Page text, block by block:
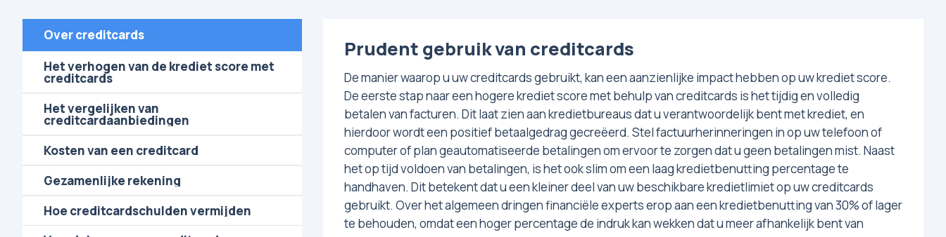
Over creditcards
Het verhogen van de krediet score met
creditcards
Het vergelijken van
creditcardaanbiedingen
Kosten van een creditcard
Gezamenlijke rekening
Hoe creditcardschulden vermijden
Prudent gebruik van creditcards
De manier waarop u uw creditcards gebruikt, kan een aanzienlijke impact hebben op uw krediet score.
De eerste stap naar een hogere krediet score met behulp van creditcards is het tijdig en volledig
betalen van facturen. Dit laat zien aan kredietbureaus dat u verantwoordelijk bent met krediet, en
hierdoor wordt een positief betaalgedrag gecreëerd. Stel factuurherinneringen in op uw telefoon of
computer of plan geautomatiseerde betalingen om ervoor te zorgen dat u geen betalingen mist. Naast
het op tijd voldoen van betalingen, is het ook slim om een laag kredietbenutting percentage te
handhaven. Dit betekent dat u een kleiner deel van uw beschikbare kredietlimiet op uw creditcards
gebruikt. Over het algemeen dringen financiële experts erop aan een kredietbenutting van 30% of lager
te behouden, omdat een hoger percentage de indruk kan wekken dat u meer afhankelijk bent van